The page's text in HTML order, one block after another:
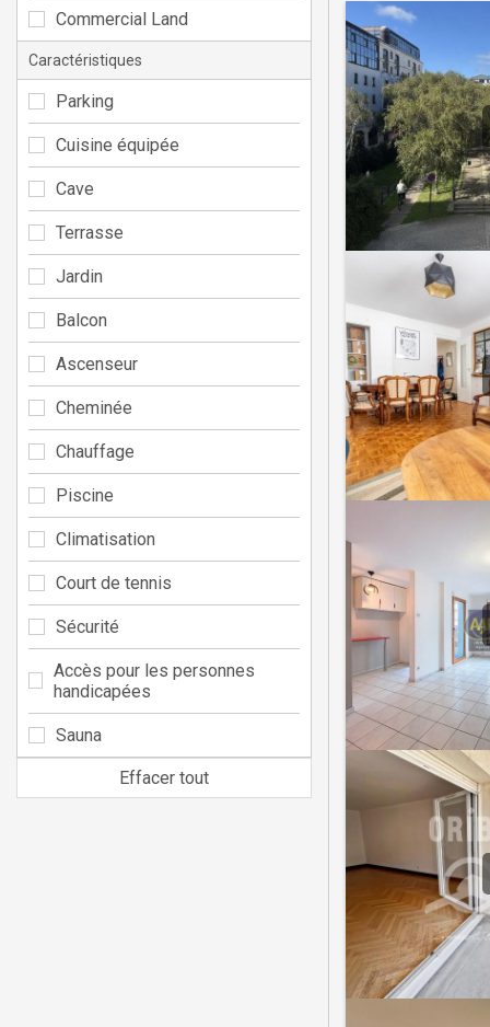
Commercial Land
Caractéristiques
Parking
Cuisine équipée
Cave
Terrasse
Jardin
Balcon
Ascenseur
Cheminée
Chauffage
Piscine
Climatisation
Court de tennis
Sécurité
Accès pour les personnes
handicapées
Sauna
Effacer tout